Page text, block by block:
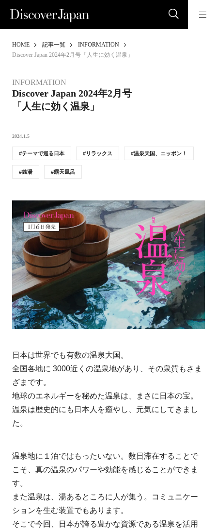
HOME 記事一覧
INFORMATION
Discover Japan 2024年2月号「人生に効く温泉」
INFORMATION
Discover Japan 2024年2月号
「人生に効く温泉」
2024.1.5
テーマで巡る日本 リラックス 温泉天国、ニッポン！
銭湯 露天風呂
日本は世界でも有数の温泉大国。
全国各地に 3000近くの温泉地があり、その泉質もさま
ざまです。
地球のエネルギーを秘めた温泉は、まさに日本の宝。
温泉は歴史的にも日本人を癒やし、元気にしてきまし
た。
温泉地に１泊ではもったいない。数日滞在することで
こそ、真の温泉のパワーや効能を感じることができま
す。
また温泉は、湯あるところに人が集う。コミュニケー
ションを生む装置でもあります。
そこで今回、日本が誇る豊かな資源である温泉を活用